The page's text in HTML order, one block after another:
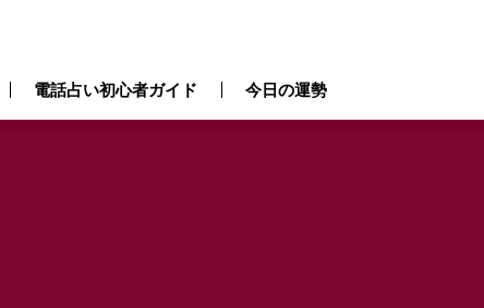
電話占い初心者ガイド 今日の運勢